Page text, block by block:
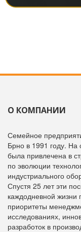
О КОМПАНИИ
Семейное
Брно в 1991 году.
была привлечена в
по эволюции
индустриального
Спустя 25 лет эти
каждодневной жизни
приоритеты
исследованиях,
разработок в